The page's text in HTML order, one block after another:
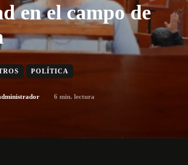
en el campo de
POLÍTICA
6 min. lectura